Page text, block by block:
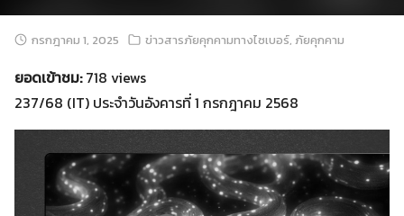
กรกฎาคม 1, 2025 ข่าวสารภัยคุกคามทางไซเบอร์, ภัยคุกคาม
ยอดเข้าชม:718 views
237/68 (IT) ประจำวันอังคารที่ 1 กรกฎาคม 2568